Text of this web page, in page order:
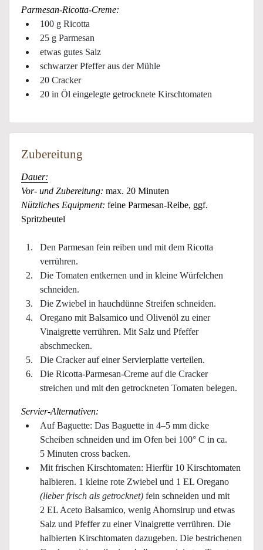
Parmesan-Ricotta-Creme:
100 g Ricotta
25 g Parmesan
etwas gutes Salz
schwarzer Pfeffer aus der Mühle
20 Cracker
20 in Öl eingelegte getrocknete Kirschtomaten
Zubereitung
Dauer:
Vor- und Zubereitung: max. 20 Minuten
Nützliches Equipment: feine Parmesan-Reibe, ggf.
Spritzbeutel
Den Parmesan fein reiben und mit dem Ricotta
verrühren.
Die Tomaten entkernen und in kleine Würfelchen
schneiden.
Die Zwiebel in hauchdünne Streifen schneiden.
Oregano mit Balsamico und Olivenöl zu einer
Vinaigrette verrühren. Mit Salz und Pfeffer
abschmecken.
Die Cracker auf einer Servierplatte verteilen.
Die Ricotta-Parmesan-Creme auf die Cracker
streichen und mit den getrockneten Tomaten belegen.
Servier-Alternativen:
Auf Baguette: Das Baguette in 4–5 mm dicke
Scheiben schneiden und im Ofen bei 100° C in ca.
5 Minuten cross backen.
Mit frischen Kirschtomaten: Hierfür 10 Kirschtomaten
halbieren. 1 kleine rote Zwiebel und 1 EL Oregano
(lieber frisch als getrocknet) fein schneiden und mit
2 EL Aceto Balsamico, wenig Ahornsirup und etwas
Salz und Pfeffer zu einer Vinaigrette verrühren. Die
halbierten Kirschtomaten dazugeben. Die bestrichenen